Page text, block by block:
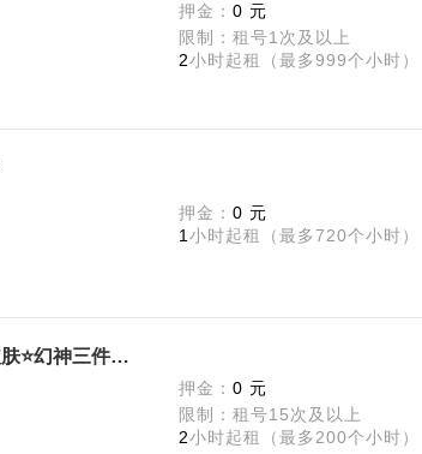
押金： 0 元
限制：租号1次及以上
2小时起租（最多999个小时）
押金： 0 元
1 小时起租（最多720个小时）
【可排位】传说影煞⭐炽芒蝶刃×2⭐星火小队⭐裁决三件套⭐猎手皮肤⭐幻神三件套⭐星神3件套⭐6烈6盘＋蝴蝶
押金： 0 元
限制：租号15次及以上
2小时起租（最多200个小时）